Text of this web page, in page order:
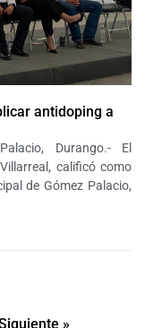
antidoping a
Durango.- El
calificó como
de Gómez Palacio,
»